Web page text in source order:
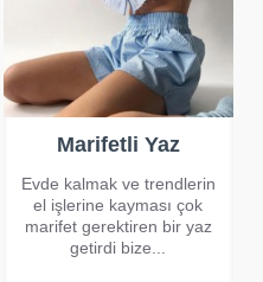
Marifetli Yaz
Evde kalmak ve trendlerin
el işlerine kayması çok
marifet gerektiren bir yaz
getirdi bize...